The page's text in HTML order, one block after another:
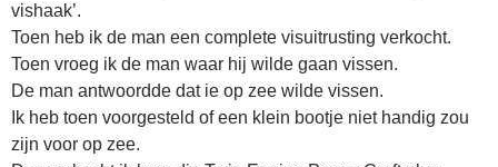
vishaak’.
Toen heb ik de man een complete visuitrusting verkocht.
Toen vroeg ik de man waar hij wilde gaan vissen.
De man antwoordde dat ie op zee wilde vissen.
Ik heb toen voorgesteld of een klein bootje niet handig zou
zijn voor op zee.